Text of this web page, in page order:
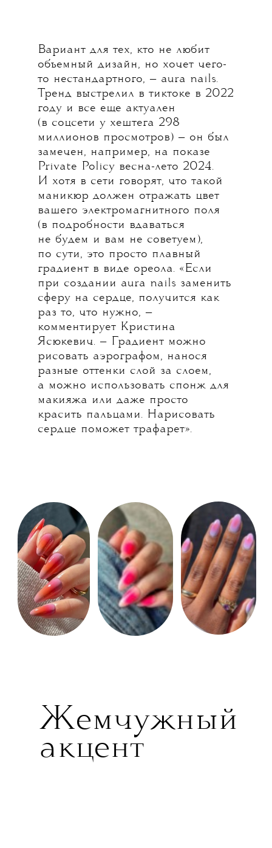
Вариант для тех, кто не любит
объемный дизайн, но хочет чего-
то нестандартного, — aura nails.
Тренд выстрелил в тиктоке в 2022
году и все еще актуален
(в соцсети у хештега 298
миллионов просмотров) — он был
замечен, например, на показе
Private Policy весна-лето 2024.
И хотя в сети говорят, что такой
маникюр должен отражать цвет
вашего электромагнитного поля
(в подробности вдаваться
не будем и вам не советуем),
по сути, это просто плавный
градиент в виде ореола. «Если
при создании aura nails заменить
сферу на сердце, получится как
раз то, что нужно, —
комментирует Кристина
Ясюкевич. — Градиент можно
рисовать аэрографом, нанося
разные оттенки слой за слоем,
а можно использовать спонж для
макияжа или даже просто
красить пальцами. Нарисовать
сердце поможет трафарет».
Жемчужный
акцент